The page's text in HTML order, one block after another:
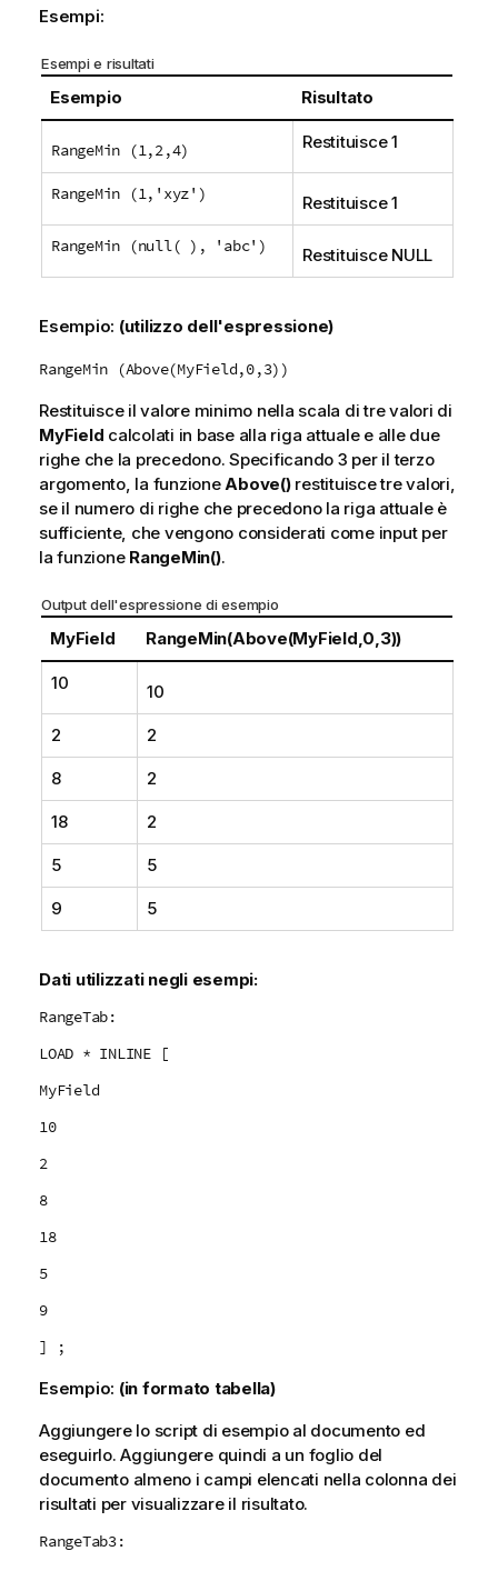
Esempi:
Esempi e risultati
Esempio Risultato
RangeMin (1,2,4) Restituisce 1
RangeMin (1,'xyz') Restituisce 1
RangeMin (null( ), 'abc') Restituisce NULL
Esempio: (utilizzo dell'espressione)
RangeMin (Above(MyField,0,3))
Restituisce il valore minimo nella scala di tre valori di
MyField calcolati in base alla riga attuale e alle due
righe che la precedono. Specificando 3 per il terzo
argomento, la funzioneAbove()restituisce tre valori,
se il numero di righe che precedono la riga attuale è
sufficiente, che vengono considerati come input per
la funzione RangeMin().
Output dell'espressione di esempio
MyField RangeMin(Above(MyField,0,3))
10 10
2 2
8 2
18 2
5 5
9 5
Dati utilizzati negli esempi:
RangeTab:
LOAD * INLINE [
MyField
10
2
8
18
5
9
] ;
Esempio: (in formato tabella)
Aggiungere lo script di esempio al documento ed
eseguirlo. Aggiungere quindi a un foglio del
documento almeno i campi elencati nella colonna dei
risultati per visualizzare il risultato.
RangeTab3: